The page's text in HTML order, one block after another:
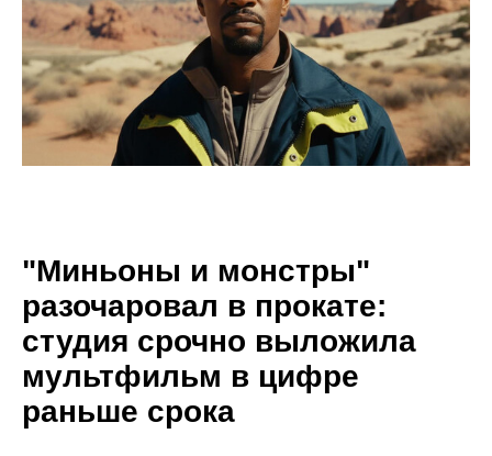
"Миньоны и монстры"
разочаровал в прокате:
студия срочно выложила
мультфильм в цифре
раньше срока